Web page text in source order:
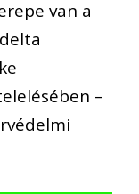
van a
–